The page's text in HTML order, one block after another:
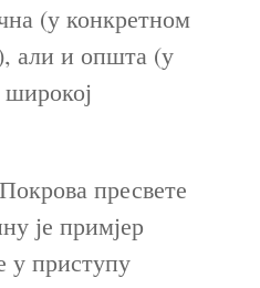
(у конкретном
али и општа (у
широкој
пресвете
је примјер
у приступу